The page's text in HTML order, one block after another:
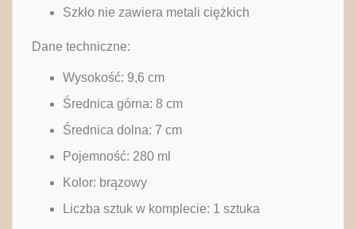
Szkło nie zawiera metali ciężkich
‎ Dane techniczne:
Wysokość: 9,6 cm
Średnica górna: 8 cm
Średnica dolna: 7 cm
Pojemność: 280 ml
Kolor: brązowy
Liczba sztuk w komplecie: 1 sztuka